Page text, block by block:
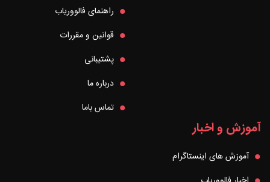
راهنمای فالووریاب
قوانین و مقررات
پشتیبانی
درباره ما
تماس باما
آموزش و اخبار
آموزش های اینستاگرام